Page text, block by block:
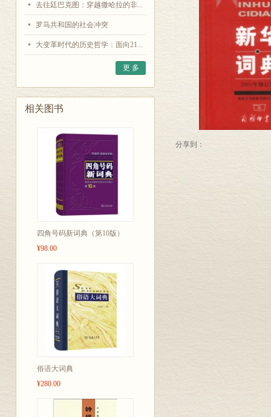
去往廷巴克图：穿越撒哈拉的非...
罗马共和国的社会冲突
大变革时代的历史哲学：面向21...
更 多
相关图书
四角号码新词典（第10版）
¥98.00
俗语大词典
¥280.00
分享到：